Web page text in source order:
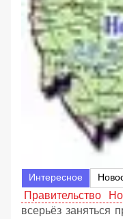
Интересное
Правительство
всерьёз заняться